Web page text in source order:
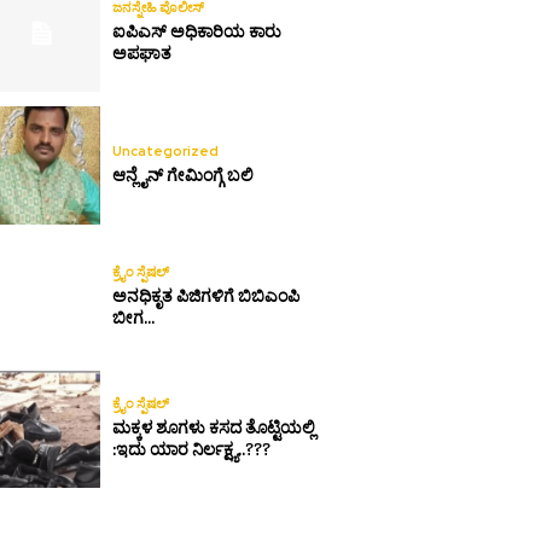
ಜನಸ್ನೇಹಿ ಪೊಲೀಸ್
ಐಪಿಎಸ್ ಅಧಿಕಾರಿಯ ಕಾರು
ಅಪಘಾತ
Uncategorized
ಆನ್ಲೈನ್ ಗೇಮಿಂಗ್ಗೆ ಬಲಿ
ಕ್ರೈಂ ಸ್ಪೆಷಲ್
ಅನಧಿಕೃತ ಪಿಜಿಗಳಿಗೆ ಬಿಬಿಎಂಪಿ
ಬೀಗ…
ಕ್ರೈಂ ಸ್ಪೆಷಲ್
ಮಕ್ಕಳ ಶೂಗಳು ಕಸದ ತೊಟ್ಟಿಯಲ್ಲಿ
:ಇದು ಯಾರ ನಿರ್ಲಕ್ಷ್ಯ..???